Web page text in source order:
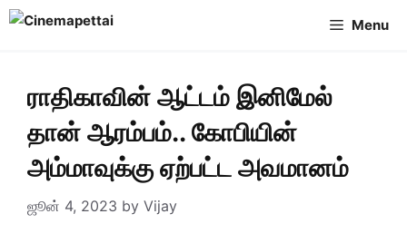
Skip
Menu
ராதிகாவின் ஆட்டம் இனிமேல்
தான் ஆரம்பம்.. கோபியின்
அம்மாவுக்கு ஏற்பட்ட அவமானம்
ஜூன் 4, 2023 by Vijay